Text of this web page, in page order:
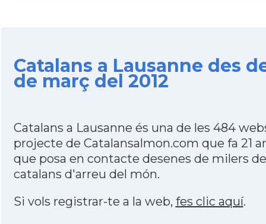
Catalans a Lausanne des
de març del 2012
Catalans a Lausanne és una de les 484
projecte de Catalansalmon.com que fa 21
que posa en contacte desenes de milers de
catalans d'arreu del món.
Si vols registrar-te a la web, fes clic aquí.